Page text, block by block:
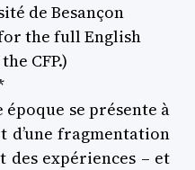
de Besançon
the full English
CFP.)
se présente à
d’une fragmentation
des expériences – et